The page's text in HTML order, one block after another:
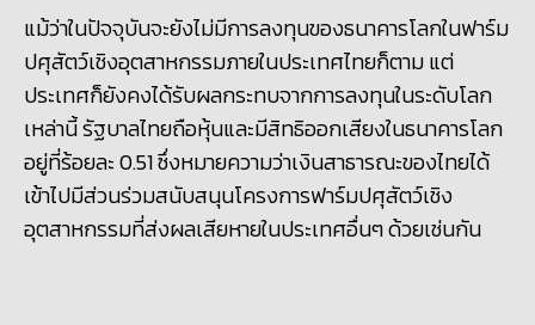
แม้ว่าในปัจจุบันจะยังไม่มีการลงทุนของธนาคารโลกในฟาร์ม
ปศุสัตว์เชิงอุตสาหกรรมภายในประเทศไทยก็ตาม แต่
ประเทศก็ยังคงได้รับผลกระทบจากการลงทุนในระดับโลก
เหล่านี้ รัฐบาลไทยถือหุ้นและมีสิทธิออกเสียงในธนาคารโลก
อยู่ที่ร้อยละ 0.51 ซึ่งหมายความว่าเงินสาธารณะของไทยได้
เข้าไปมีส่วนร่วมสนับสนุนโครงการฟาร์มปศุสัตว์เชิง
อุตสาหกรรมที่ส่งผลเสียหายในประเทศอื่นๆ ด้วยเช่นกัน